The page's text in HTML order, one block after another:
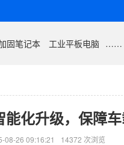
固笔记本 工业平板电脑 ……
化升级，保障
08-26 09:16:21 14372 次浏览